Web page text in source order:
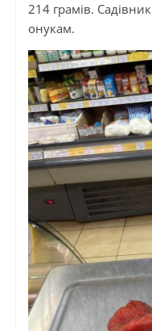
214 грамів.
онукам.